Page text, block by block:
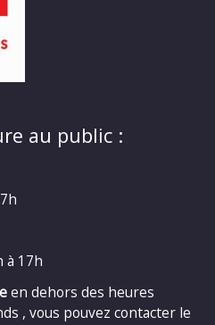
au public :
à 17h
en dehors des heures
, vous pouvez contacter le